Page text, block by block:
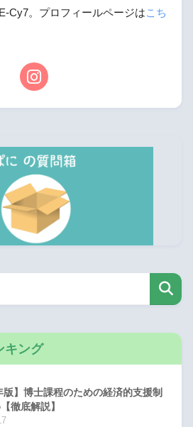
Cy7。プロフィールページはこち
キング
版】博士課程のための経済的支援制
徹底解説】